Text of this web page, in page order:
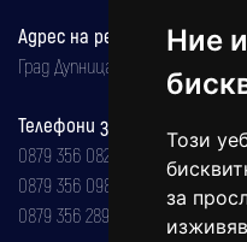
Ние
Този
за
Адрес на редакцията
Град Дупница, ул.''Христо
Телефони за реклама и
0879 356 082
0879 356 098
0879 356 289